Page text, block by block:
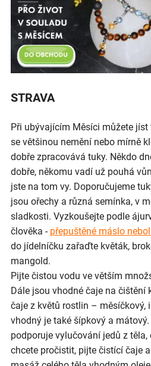
STRAVA
Při ubývajícím Měsíci můžete jíst
se většinou nemění nebo mírně
dobře zpracovává tuky. Někdo
dobře, někomu vadí už pouhá
jste na tom vy. Doporučujeme
jsou ořechy a různá semínka, v
sladkosti. Vyzkoušejte podle
člověka - přepuštěné máslo
do jídelníčku zařaďte květák,
mangold.
Pijte čistou vodu ve větším
Dále jsou vhodné čaje na čištění
čaje z květů rostlin – měsíčkový,
vhodný je také šípkový a
podporuje vylučování jedů z těla,
chcete pročistit, pijte čistící čaje